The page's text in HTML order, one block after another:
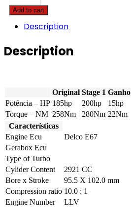
Colorado
-
quantity
Add to cart
Description
Description
Original Stage 1 Ganho
Potência – HP 185hp 200hp
15hp
Torque – NM 258Nm 280Nm 22Nm
Características
Engine Ecu
Delco E67
Gerabox Ecu
Type of Turbo
Cylider Content
2921 CC
Bore x Stroke
95.5 X 102.0 mm
Compression ratio 10.0 : 1
Engine Number
LLV